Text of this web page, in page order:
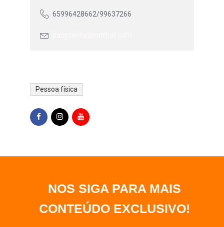
65996428662/99637266
Pessoa física
NOS SIGA PARA MAIS
CONTEÚDO EXCLUSIVO!